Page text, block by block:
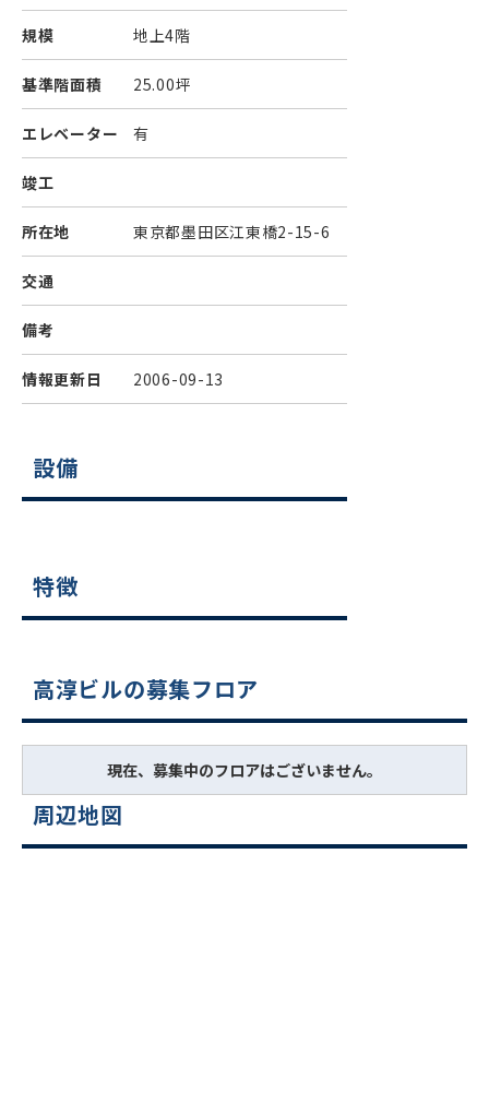
規模 地上4階
基準階面積 25.00坪
エレベーター 有
竣工
所在地 東京都墨田区江東橋2-15-6
交通
備考
情報更新日 2006-09-13
設備
特徴
高淳ビルの募集フロア
現在、募集中のフロアはございません。
周辺地図